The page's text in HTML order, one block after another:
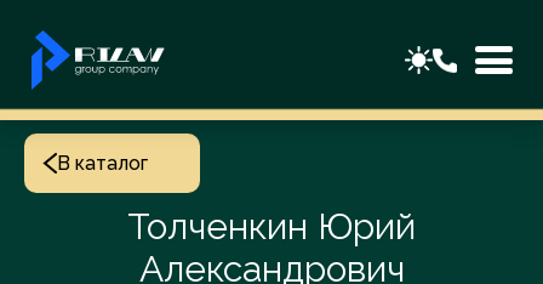
В каталог
Толченкин Юрий
Александрович